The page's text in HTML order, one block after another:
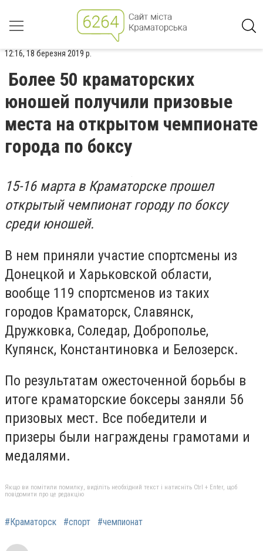
12:16, 18 березня 2019 р.
Более 50 краматорских
юношей получили призовые
места на открытом чемпионате
города по боксу
15-16 марта в Краматорске прошел
открытый чемпионат городу по боксу
среди юношей.
В нем приняли участие спортсмены из
Донецкой и Харьковской области,
вообще 119 спортсменов из таких
городов Краматорск, Славянск,
Дружковка, Соледар, Доброполье,
Купянск, Константиновка и Белозерск.
По результатам ожесточенной борьбы в
итоге краматорские боксеры заняли 56
призовых мест. Все победители и
призеры были награждены грамотами и
медалями.
Якщо ви помітили помилку, виділіть необхідний текст і натисніть Ctrl + Enter, щоб
повідомити про це редакцію
#Краматорск #спорт #чемпионат